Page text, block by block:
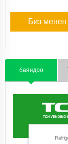
Биз менен
баяндоо